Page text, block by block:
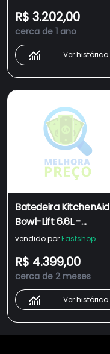
R$ 3.202,00
cerca de 1 ano
Ver histórico
Batedeira KitchenAid
Bowl-Lift 6.6L -
KEC66AV
vendido por Fastshop
R$ 4.399,00
cerca de 2 meses
Ver histórico